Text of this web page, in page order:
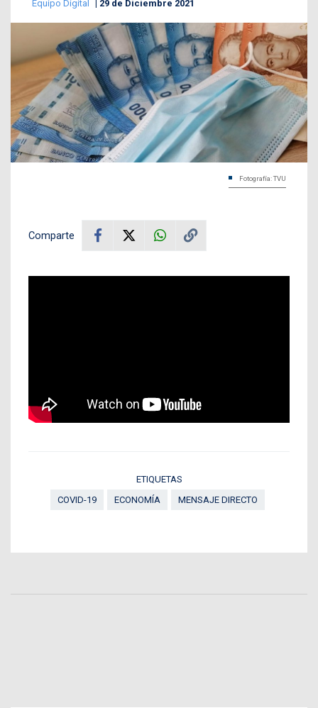
Equipo Digital 29 de Diciembre 2021
Fotografía: TVU
Comparte
ETIQUETAS
COVID-19
ECONOMÍA MENSAJE DIRECTO